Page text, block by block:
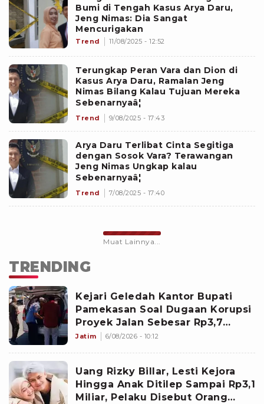
Bumi di Tengah Kasus Arya Daru,
Jeng Nimas: Dia Sangat
Mencurigakan
Trend 11/08/2025 - 12:52
Terungkap Peran Vara dan Dion di
Kasus Arya Daru, Ramalan Jeng
Nimas Bilang Kalau Tujuan Mereka
Sebenarnyaâ¦
Trend 9/08/2025 - 17:43
Arya Daru Terlibat Cinta Segitiga
dengan Sosok Vara? Terawangan
Jeng Nimas Ungkap kalau
Sebenarnyaâ¦
Trend 7/08/2025 - 17:40
Muat Lainnya...
TRENDING
Kejari Geledah Kantor Bupati
Pamekasan Soal Dugaan Korupsi
Proyek Jalan Sebesar Rp3,7
Milliar
Jatim 6/08/2026 - 10:12
Uang Rizky Billar, Lesti Kejora
Hingga Anak Ditilep Sampai Rp3,1
Miliar, Pelaku Disebut Orang